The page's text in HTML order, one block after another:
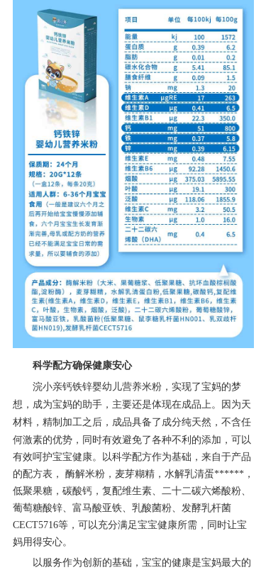
科学配方确保健康安心
浣小亲钙铁锌婴幼儿营养米粉，实现了宝妈的梦
想，成为宝妈的助手，主要还是体现在成品上。因为天
材料，精制加工之后，成品具备了 成分纯天然，不含任
何激素的优势，同时有效避免了各种不利的添加，可以
有效呵护宝宝健康。以科学配方作为基础，来自于产品
的配方表，
酶解米粉，麦芽糊精，水解乳清蛋******，
低聚果糖，碳酸钙，复配维生素、二十二碳六烯酸粉、
葡萄糖酸锌、富马酸亚铁、乳酸菌粉、发酵乳杆菌
CECT5716等，可以充分满足宝宝健康所需，同时让宝
妈用得安心。
以服务作为创新的基础，宝宝的健康是宝妈最大的